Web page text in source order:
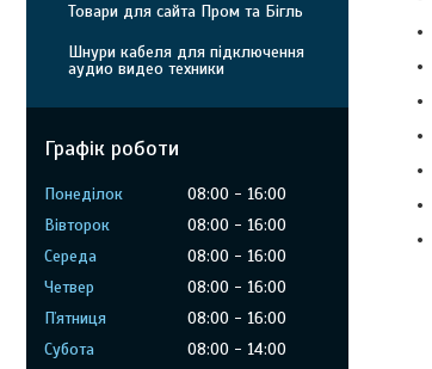
Товари для сайта Пром та Бігль
Шнури кабеля для підключення
аудио видео техники
Графік роботи
Понеділок 08:00
16:00
Вівторок
08:00
16:00
Середа
08:00
16:00
Четвер
08:00
16:00
Пʼятниця
08:00
16:00
Субота
08:00
14:00